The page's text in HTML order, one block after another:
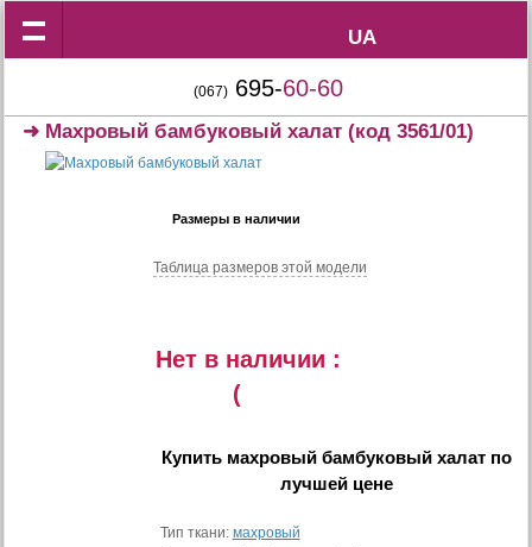
UA
UA
(067) 695-60-60
➜ Махровый бамбуковый халат (код 3561/01)
Размеры в наличии
Таблица размеров этой модели
Нет в наличии :
(
Купить махровый бамбуковый халат по
лучшей цене
Тип ткани: махровый